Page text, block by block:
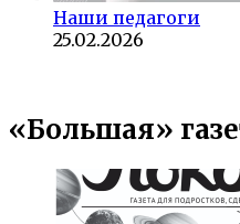
Наши педагоги
25.02.2026
«Большая»